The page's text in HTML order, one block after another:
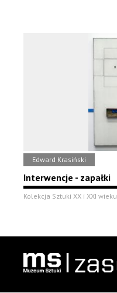
Edward Krasiński
Interwencje - zapałki
Kolekcja Sztuki XX i XXI wieku